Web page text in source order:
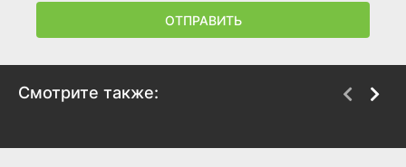
ОТПРАВИТЬ
Смотрите также: